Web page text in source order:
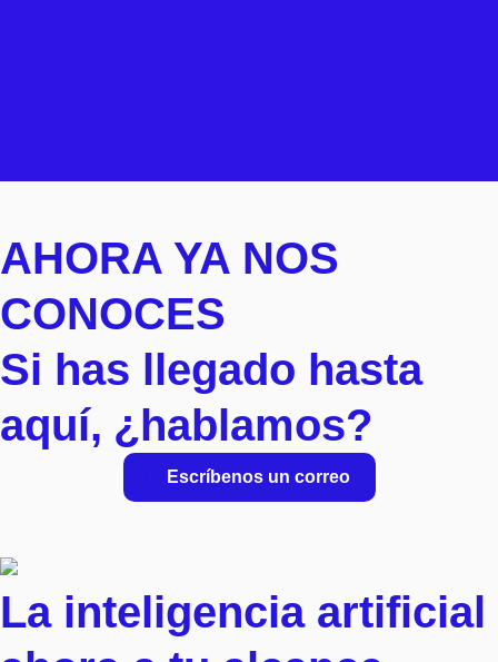
AHORA YA NOS
CONOCES
Si has llegado hasta
aquí, ¿hablamos?
Escríbenos un correo
La inteligencia artificial